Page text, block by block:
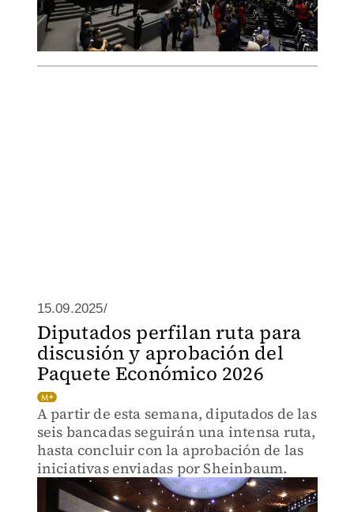
15.09.2025/
Diputados perfilan ruta para
discusión y aprobación del
Paquete Económico 2026
A partir de esta semana, diputados de las
seis bancadas seguirán una intensa ruta,
hasta concluir con la aprobación de las
iniciativas enviadas por Sheinbaum.